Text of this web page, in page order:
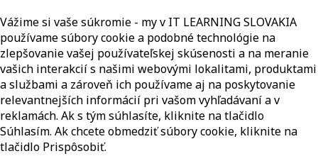
Vážime si vaše súkromie - my v IT LEARNING SLOVAKIA
používame súbory cookie a podobné technológie na
zlepšovanie vašej používateľskej skúsenosti a na meranie
vašich interakcií s našimi webovými lokalitami, produktami
a službami a zároveň ich používame aj na poskytovanie
relevantnejších informácií pri vašom vyhľadávaní a v
reklamách. Ak s tým súhlasíte, kliknite na tlačidlo
Súhlasím. Ak chcete obmedziť súbory cookie, kliknite na
tlačidlo Prispôsobiť.